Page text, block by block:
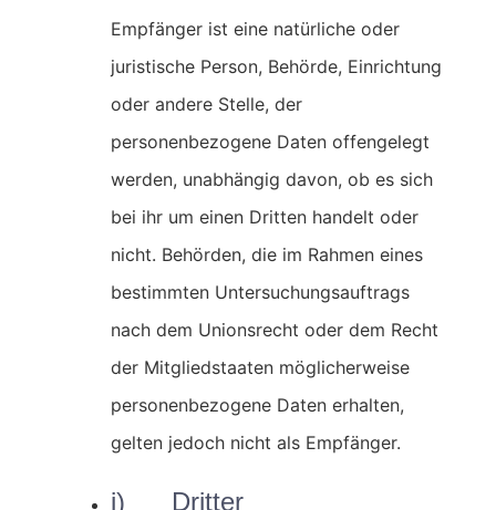
Empfänger ist eine natürliche oder
juristische Person, Behörde, Einrichtung
oder andere Stelle, der
personenbezogene Daten offengelegt
werden, unabhängig davon, ob es sich
bei ihr um einen Dritten handelt oder
nicht. Behörden, die im Rahmen eines
bestimmten Untersuchungsauftrags
nach dem Unionsrecht oder dem Recht
der Mitgliedstaaten möglicherweise
personenbezogene Daten erhalten,
gelten jedoch nicht als Empfänger.
j) Dritter